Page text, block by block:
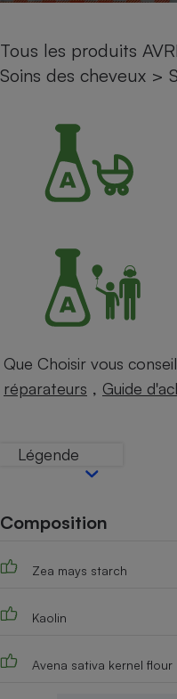
Tous les produits
Soins des cheveux >
Que Choisir vous
réparateurs , Guide
Légende
Composition
Zea mays starch
Kaolin
Avena sativa kernel flour